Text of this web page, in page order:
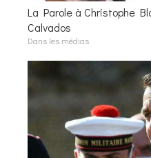
La Parole à Christophe
Calvados
Dans les médias